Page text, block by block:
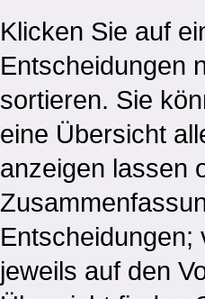
Klicken Sie auf
Entscheidungen
sortieren. Sie
eine Übersicht
anzeigen lassen
Entscheidungen;
jeweils auf den